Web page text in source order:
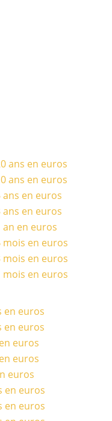
ans en euros
ans en euros
ans en euros
ans en euros
an en euros
mois en euros
mois en euros
mois en euros
en euros
en euros
euros
euros
euros
en euros
en euros